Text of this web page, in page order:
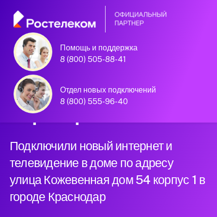
Помощь и поддержка
8 (800) 505-88-41
Отдел новых подключений
8 (800) 555-96-40
Краснодар, улица Кожевенная дом
54 корпус 1
Официальный
партнер Ростелеком
Подключили новый интернет и
телевидение в доме по адресу
улица Кожевенная дом 54 корпус 1 в
городе Краснодар